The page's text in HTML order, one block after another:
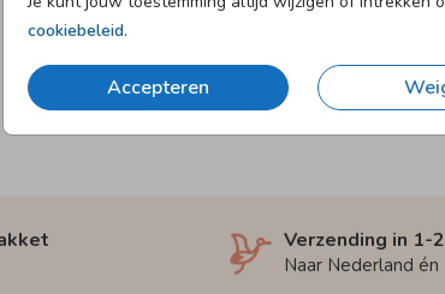
cookiebeleid.
Accepteren
Verzending in 1-
Naar Nederland